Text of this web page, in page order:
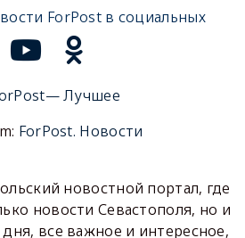
ForPost в социальных
Лучшее
ForPost. Новости
новостной портал, где
новости Севастополя, но и
все важное и интересное,